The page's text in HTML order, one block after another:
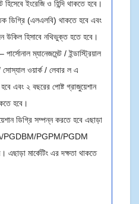
হিসেবে ইংরেজি ও হিন্দি থাকতে হবে।
ডিগ্রি (এলএলবি) থাকতে হবে এবং
উকিল হিসাবে নথিভুক্ত হতে হবে।
– পার্সোনাল ম্যানেজমেন্ট / ইন্ডাস্ট্রিয়াল
ওয়ার্ক / লেবার ল এ
এবং ২ বছরের পোষ্ট গ্রাজুয়েশান
হবে।
ডিগ্রি সম্পন্ন করতে হবে এছাড়া
PGDBM/PGPM/PGDM
এছাড়া মার্কেটিং এর দক্ষতা থাকতে